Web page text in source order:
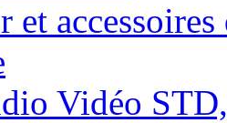
et
Vidéo